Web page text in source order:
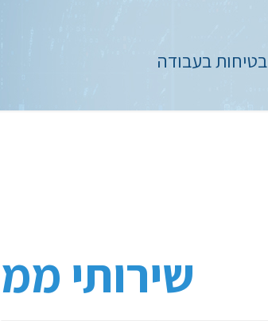
בטיחות בעבודה
שירותי